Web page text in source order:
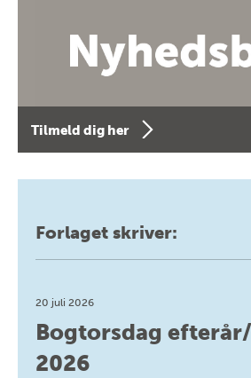
Tilmeld dig her
Forlaget skriver:
20 juli 2026
Bogtorsdag
2026